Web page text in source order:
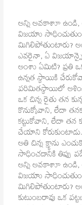
అన్ని అవకాశాూ ఉండి,
విజయాు
మిగిలిపోతుంటారు?
ఎవరైనా, ఏ
అంశాు ఏమిటి? ప్రతి
ఉన్నత స్థాయికి
పరిమితస్థాయిలో
ఒక చిన్న రైతు తన
కొనుక్కోవాని, లేదా
కట్టుకోవాని, లేదా తన
చేయాని
అతి చిన్న క్ష్యాను
సాధించడానికి తిప్పు
అన్ని అవకాశాూ ఉండి,
విజయాు
మిగిలిపోతుంటారు?
కుటుంబరావు ఒక